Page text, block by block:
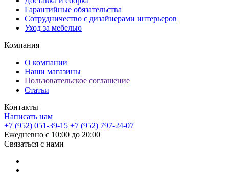
Гарантийные обязательства
Сотрудничество с дизайнерами интерьеров
Уход за мебелью
Компания
О компании
Наши магазины
Пользовательское соглашение
Статьи
Контакты
Написать нам
+7 (952) 051-39-15 +7 (952) 797-24-07
Ежедневно с 10:00 до 20:00
Связаться с нами